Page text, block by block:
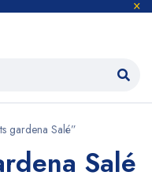
gardena Salé”
Salé